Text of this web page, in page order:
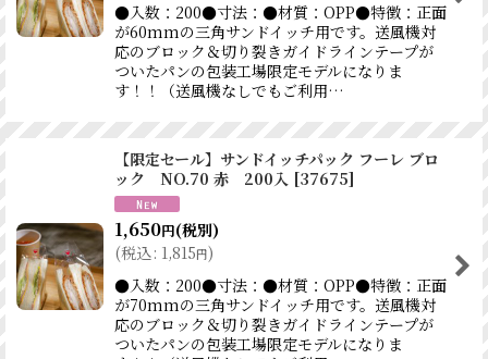
●入数：200●寸法：●材質：OPP●特徴：正面
が60mmの三角サンドイッチ用です。送風機対
応のブロック＆切り裂きガイドラインテープが
ついたパンの包装工場限定モデルになりま
す！！（送風機なしでもご利用…
【限定セール】サンドイッチパック フーレ ブロ
ック NO.70 赤 200入 [37675]
1,650円(税別)
(税込: 1,815円)
●入数：200●寸法：●材質：OPP●特徴：正面
が70mmの三角サンドイッチ用です。送風機対
応のブロック＆切り裂きガイドラインテープが
ついたパンの包装工場限定モデルになりま